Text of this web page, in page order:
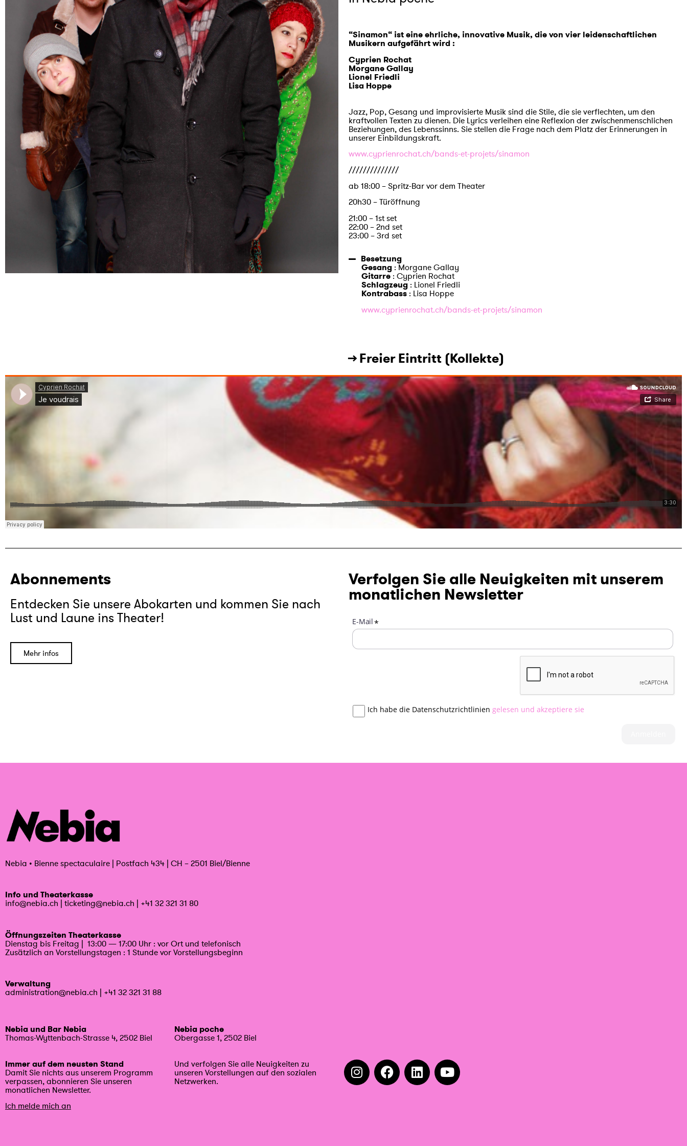
“Sinamon“ ist eine ehrliche, innovative Musik, die von vier leidenschaftlichen
Musikern aufgefährt wird :
Cyprien Rochat
Morgane Gallay
Lionel Friedli
Lisa Hoppe
Jazz, Pop, Gesang und improvisierte Musik sind die Stile, die sie verflechten, um den
kraftvollen Texten zu dienen. Die Lyrics verleihen eine Reflexion der zwischenmenschlichen
Beziehungen, des Lebenssinns. Sie stellen die Frage nach dem Platz der Erinnerungen in
unserer Einbildungskraft.
www.cyprienrochat.ch/bands-et-projets/sinamon
//////////////
ab 18:00 – Spritz-Bar vor dem Theater
20h30 – Türöffnung
21:00 – 1st set
22:00 – 2nd set
23:00 – 3rd set
Besetzung
Gesang : Morgane Gallay
Gitarre : Cyprien Rochat
Schlagzeug : Lionel Friedli
Kontrabass : Lisa Hoppe
www.cyprienrochat.ch/bands-et-projets/sinamon
→ Freier Eintritt (Kollekte)
Abonnements
Entdecken Sie unsere Abokarten und kommen Sie nach
Lust und Laune ins Theater!
Mehr infos
Verfolgen Sie alle Neuigkeiten mit unserem
monatlichen Newsletter
E-Mail*
Ich habe die Datenschutzrichtlinien gelesen und akzeptiere sie
Nebia • Bienne spectaculaire | Postfach 434 | CH – 2501 Biel/Bienne
Info und Theaterkasse
info@nebia.ch | ticketing@nebia.ch | +41 32 321 31 80
Öffnungszeiten Theaterkasse
Dienstag bis Freitag | 13:00 — 17:00 Uhr : vor Ort und telefonisch
Zusätzlich an Vorstellungstagen : 1 Stunde vor Vorstellungsbeginn
Verwaltung
administration@nebia.ch | +41 32 321 31 88
Nebia und Bar Nebia
Thomas-Wyttenbach-Strasse 4, 2502 Biel
Nebia poche
Obergasse 1, 2502 Biel
Immer auf dem neusten Stand
Damit Sie nichts aus unserem Programm
verpassen, abonnieren Sie unseren
monatlichen Newsletter.
Ich melde mich an
Und verfolgen Sie alle Neuigkeiten zu
unseren Vorstellungen auf den sozialen
Netzwerken.